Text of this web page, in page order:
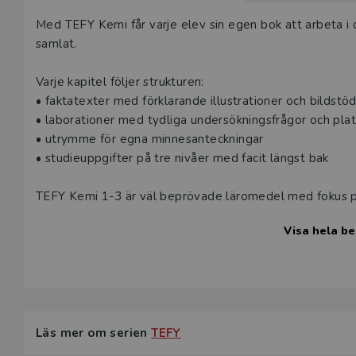
Beskrivning
Med TEFY Kemi får varje elev sin egen bok att
samlat.
Varje kapitel följer strukturen:
• faktatexter med förklarande illustrationer och bildstöd
• laborationer med tydliga undersökningsfrågor och
• utrymme för egna minnesanteckningar
• studieuppgifter på tre nivåer med facit längst bak
TEFY Kemi 1-3 är väl beprövade läromedel med fokus
anteckna direkt i boken. En genomtänkt struktur där
• Vardagens kemi
Visa hela
Läs mer om serienTEFY